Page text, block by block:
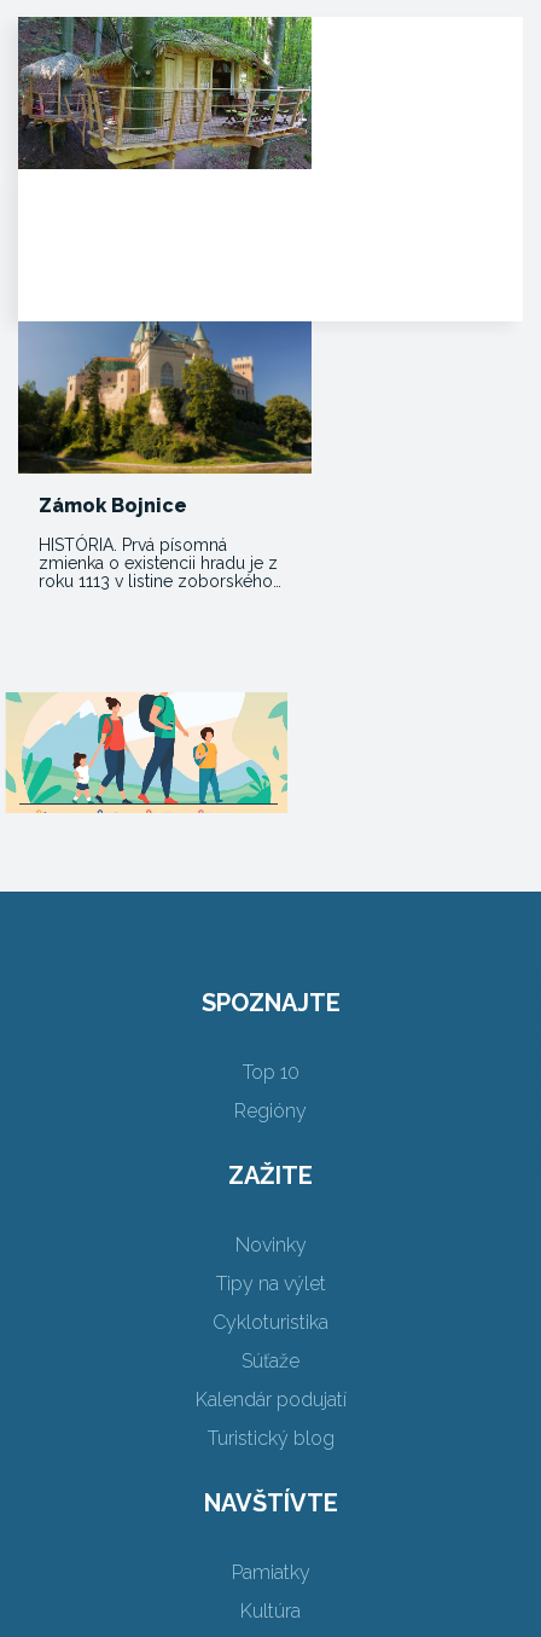
Zámok Bojnice
HISTÓRIA. Prvá písomná
zmienka o existencii hradu je z
roku 1113 v listine zoborského…
SPOZNAJTE
Top 10
Regióny
ZAŽITE
Novinky
Tipy na výlet
Cykloturistika
Súťaže
Kalendár podujatí
Turistický blog
NAVŠTÍVTE
Pamiatky
Kultúra